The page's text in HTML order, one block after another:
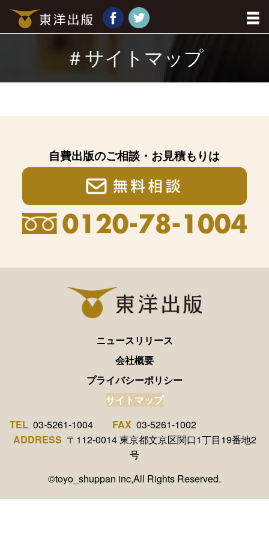
＃サイトマップ
自費出版のご相談・お見積もりは
ニュースリリース
会社概要
プライバシーポリシー
サイトマップ
TEL 03-5261-1004 FAX 03-5261-1002
ADDRESS 〒112-0014 東京都文京区関口1丁目19番地2
号
©toyo_shuppan inc,All Rights Reserved.